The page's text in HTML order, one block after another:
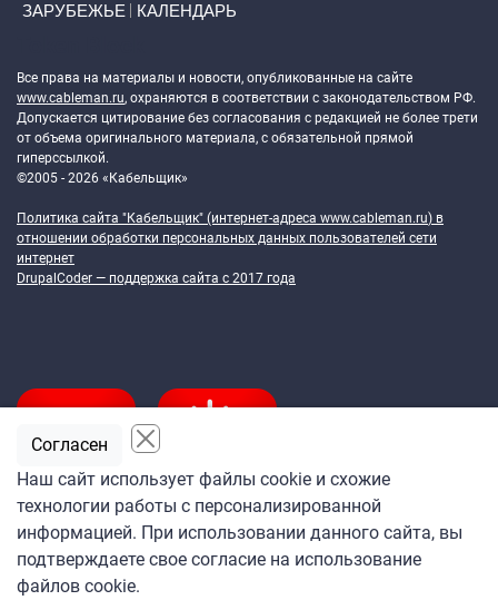
ЗАРУБЕЖЬЕ КАЛЕНДАРЬ
Все права на материалы и новости, опубликованные на сайте
www.cableman.ru, охраняются в соответствии с законодательством РФ.
Допускается цитирование без согласования с редакцией не более трети
от объема оригинального материала, с обязательной прямой
гиперссылкой.
©2005 - 2026 «Кабельщик»
Политика сайта "Кабельщик" (интернет-адреса www.cableman.ru) в
отношении обработки персональных данных пользователей сети
интернет
DrupalCoder — поддержка сайта c 2017 года
Подпишитесь
на ежедневную рассылку
«Кабельщика»
Наш сайт использует файлы cookie и схожие
технологии работы с персонализированной
информацией. При использовании данного сайта, вы
подтверждаете свое согласие на использование
файлов cookie.
Согласен